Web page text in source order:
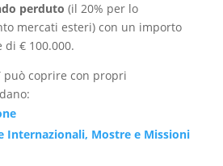
perduto (il 20% per lo
mercati esteri) con un importo
di € 100.000.
può coprire con propri
Internazionali, Mostre e Missioni